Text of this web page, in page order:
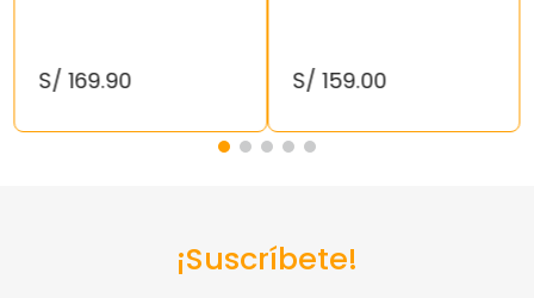
S/ 169.90 S/ 159.00
¡Suscríbete!